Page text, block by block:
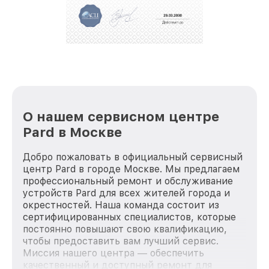
репутацию. Мы постоянно совершенствуемся и
стараемся каждый день делать наш сервис еще
О нашем сервисном центре
Pard в Москве
Добро пожаловать в официальный сервисный
центр Pard в городе Москве. Мы предлагаем
профессиональный ремонт и обслуживание
устройств Pard для всех жителей города и
окрестностей. Наша команда состоит из
сертифицированных специалистов, которые
постоянно повышают свою квалификацию,
чтобы предоставить вам лучший сервис.
Миссия нашего центра — обеспечить
качественный и доступный ремонт для